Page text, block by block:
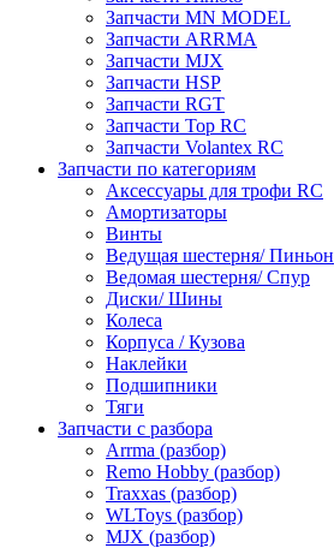
Запчасти MN MODEL
Запчасти ARRMA
Запчасти MJX
Запчасти HSP
Запчасти RGT
Запчасти Top RC
Запчасти Volantex RC
Запчасти по категориям
Аксессуары для трофи RC
Амортизаторы
Винты
Ведущая шестерня/ Пиньон
Ведомая шестерня/ Спур
Диски/ Шины
Колеса
Корпуса / Кузова
Наклейки
Подшипники
Тяги
Запчасти с разбора
Arrma (разбор)
Remo Hobby (разбор)
Traxxas (разбор)
WLToys (разбор)
MJX (разбор)